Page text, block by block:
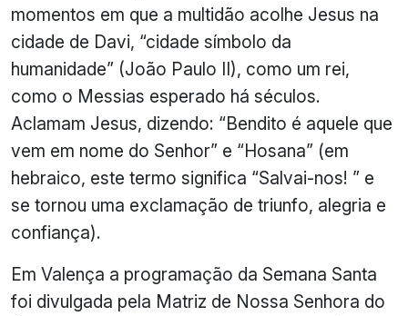
momentos em que a multidão acolhe Jesus na
cidade de Davi, “cidade símbolo da
humanidade” (João Paulo II), como um rei,
como o Messias esperado há séculos.
Aclamam Jesus, dizendo: “Bendito é aquele que
vem em nome do Senhor” e “Hosana” (em
hebraico, este termo significa “Salvai-nos! ” e
se tornou uma exclamação de triunfo, alegria e
confiança).
Em Valença a programação da Semana Santa
foi divulgada pela Matriz de Nossa Senhora do